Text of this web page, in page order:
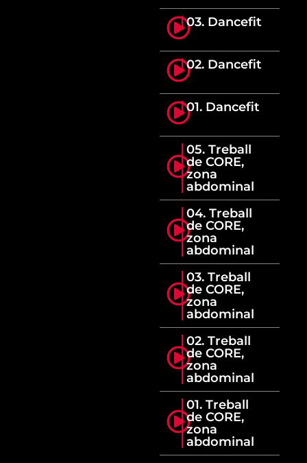
03. Dancefit
02. Dancefit
01. Dancefit
05. Treball
de CORE,
zona
abdominal
04. Treball
de CORE,
zona
abdominal
03. Treball
de CORE,
zona
abdominal
02. Treball
de CORE,
zona
abdominal
01. Treball
de CORE,
zona
abdominal